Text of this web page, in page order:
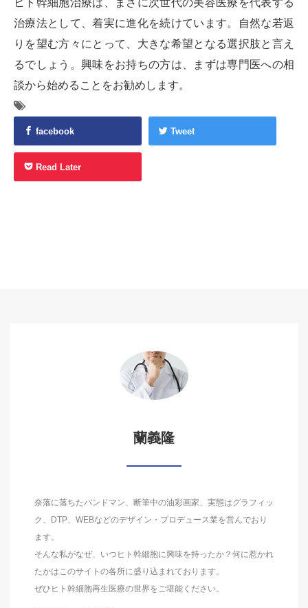
ヒト幹細胞治療は、まさに次世代の美容医療を代表する
治療法として、着実に進化を続けています。自然な若返
りを望む方々にとって、大きな希望となる選択肢と言え
るでしょう。興味をお持ちの方は、まずは専門医への相
談から始めることをお勧めします。
facebook Tweet
Read Later
蘭義隆
奈落に落ちたバンドマン、断筆中の油彩画家、実態はグラフィッ
ク、DTP、WEBなどのデザイン・プロデュース業を営んでおり
ます。
そんな私がなぜ、いつヒト幹細胞に興味を持ったか？何に惹かれ
たかはこのサイトの各所に盛り込まれております。
ぜひヒト幹細胞再生医療の世界をご堪能ください。